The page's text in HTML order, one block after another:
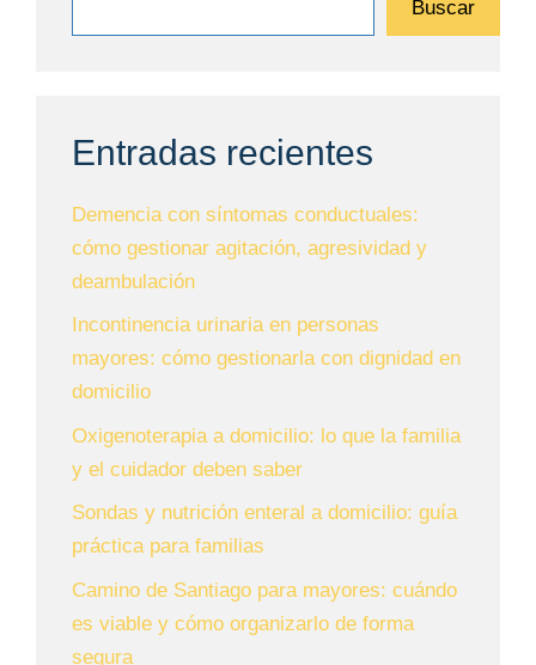
Buscar
Entradas recientes
Demencia con síntomas conductuales:
cómo gestionar agitación, agresividad y
deambulación
Incontinencia urinaria en personas
mayores: cómo gestionarla con dignidad en
domicilio
Oxigenoterapia a domicilio: lo que la familia
y el cuidador deben saber
Sondas y nutrición enteral a domicilio: guía
práctica para familias
Camino de Santiago para mayores: cuándo
es viable y cómo organizarlo de forma
segura